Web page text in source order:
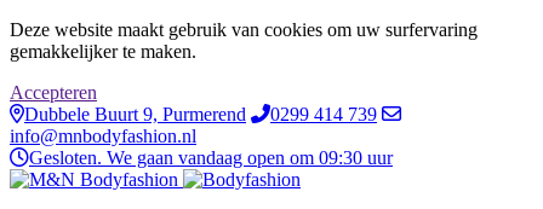
Deze website maakt gebruik van cookies om uw surfervaring
gemakkelijker te maken.
Accepteren
Dubbele Buurt 9, Purmerend
0299 414 739
info@mnbodyfashion.nl
Gesloten. We gaan vandaag open om 09:30 uur